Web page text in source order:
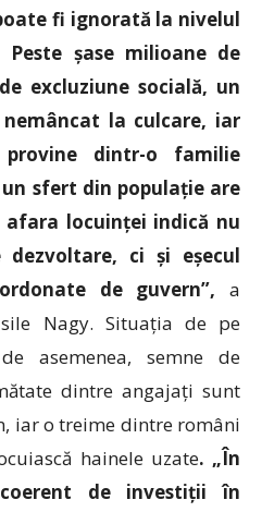
fi ignorată la nivelul
Peste șase milioane de
excluziune socială, un
la culcare, iar
dintr-o familie
sfert din populație are
locuinței indică nu
ci și eșecul
de guvern”, a
Nagy. Situația de pe
asemenea, semne de
dintre angajați sunt
iar o treime dintre români
hainele uzate. „În
de investiții în